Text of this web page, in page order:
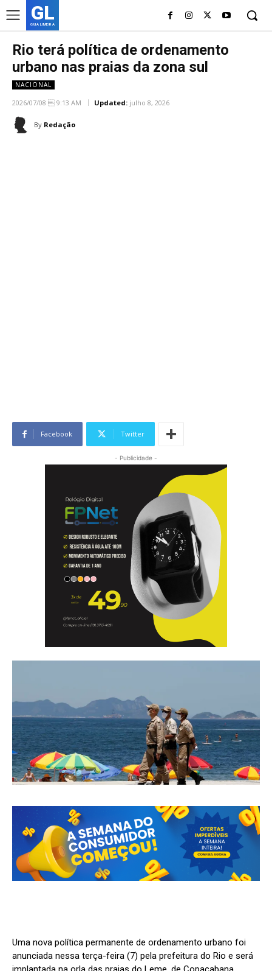
GL
GUIA LIMEIRA
Rio terá política de ordenamento
urbano nas praias da zona sul
NACIONAL
2026/07/08  9:13 AM Updated: julho 8, 2026
By Redação
Facebook Twitter
- Publicidade -
Uma nova política permanente de ordenamento urbano foi
anunciada nessa terça-feira (7) pela prefeitura do Rio e será